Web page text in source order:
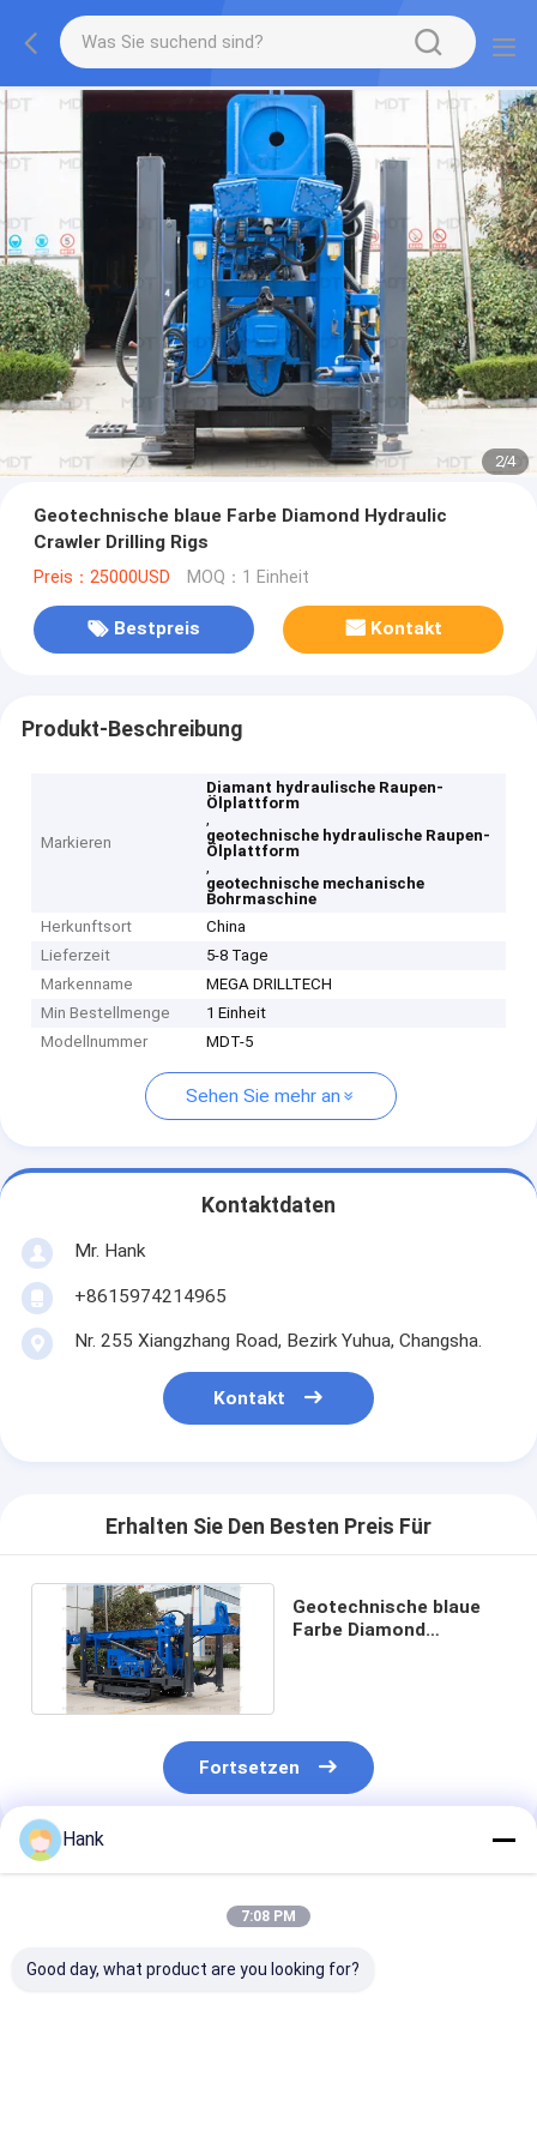
2/4
Geotechnische blaue Farbe Diamond Hydraulic
Crawler Drilling Rigs
Preis：25000USD MOQ：1 Einheit
Bestpreis Kontakt
Produkt-Beschreibung
Markieren
Diamant hydraulische Raupen-
Ölplattform
,
geotechnische hydraulische Raupen-
Ölplattform
,
geotechnische mechanische
Bohrmaschine
Herkunftsort
China
Lieferzeit
5-8 Tage
Markenname
MEGA DRILLTECH
Min Bestellmenge
1 Einheit
Modellnummer
MDT-5
Sehen Sie mehr an
Kontaktdaten
Mr. Hank
+8615974214965
Nr. 255 Xiangzhang Road, Bezirk Yuhua, Changsha.
Kontakt
Erhalten Sie Den Besten Preis Für
Geotechnische blaue
Farbe Diamond
Fortsetzen
Empfohlene Produkte
Hank
7:08 PM
Good day, what product are you looking for?